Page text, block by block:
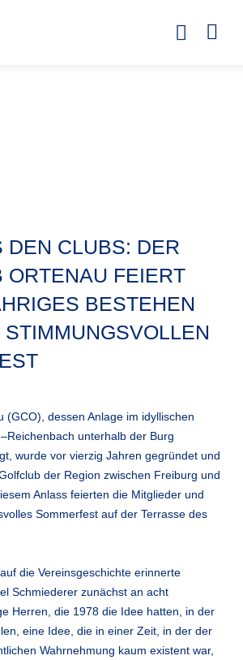
DEN CLUBS: DER
ORTENAU FEIERT
BESTEHEN
(GCO), dessen Anlage im idyllischen
unterhalb der Burg
wurde vor vierzig Jahren gegründet und
der Region zwischen Freiburg und
Anlass feierten die Mitglieder und
Sommerfest auf der Terrasse des
die Vereinsgeschichte erinnerte
Schmiederer zunächst an acht
Herren, die 1978 die Idee hatten, in der
eine Idee, die in einer Zeit, in der der
Wahrnehmung kaum existent war,